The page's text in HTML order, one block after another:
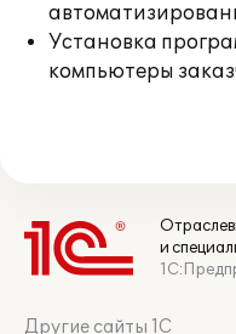
Установка
компьютеры
и
Другие сайты 1С